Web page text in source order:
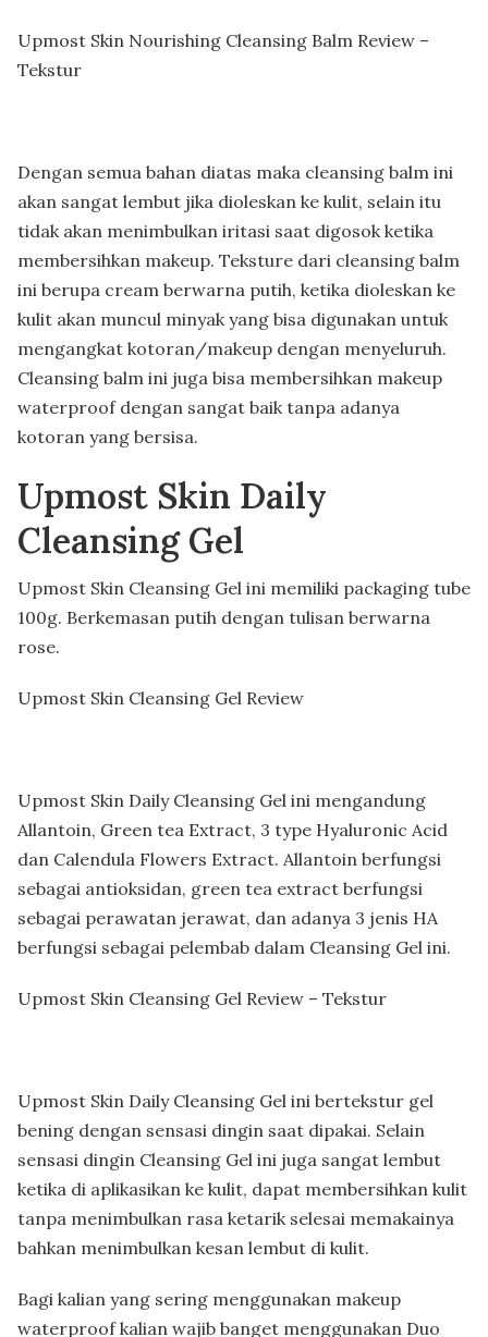
Upmost Skin Nourishing Cleansing Balm Review –
Tekstur
Dengan semua bahan diatas maka cleansing balm ini
akan sangat lembut jika dioleskan ke kulit, selain itu
tidak akan menimbulkan iritasi saat digosok ketika
membersihkan makeup. Teksture dari cleansing balm
ini berupa cream berwarna putih, ketika dioleskan ke
kulit akan muncul minyak yang bisa digunakan untuk
mengangkat kotoran/makeup dengan menyeluruh.
Cleansing balm ini juga bisa membersihkan makeup
waterproof dengan sangat baik tanpa adanya
kotoran yang bersisa.
Upmost Skin Daily
Cleansing Gel
Upmost Skin Cleansing Gel ini memiliki packaging tube
100g. Berkemasan putih dengan tulisan berwarna
rose.
Upmost Skin Cleansing Gel Review
Upmost Skin Daily Cleansing Gel ini mengandung
Allantoin, Green tea Extract, 3 type Hyaluronic Acid
dan Calendula Flowers Extract. Allantoin berfungsi
sebagai antioksidan, green tea extract berfungsi
sebagai perawatan jerawat, dan adanya 3 jenis HA
berfungsi sebagai pelembab dalam Cleansing Gel ini.
Upmost Skin Cleansing Gel Review – Tekstur
Upmost Skin Daily Cleansing Gel ini bertekstur gel
bening dengan sensasi dingin saat dipakai. Selain
sensasi dingin Cleansing Gel ini juga sangat lembut
ketika di aplikasikan ke kulit, dapat membersihkan kulit
tanpa menimbulkan rasa ketarik selesai memakainya
bahkan menimbulkan kesan lembut di kulit.
Bagi kalian yang sering menggunakan makeup
waterproof kalian wajib banget menggunakan Duo